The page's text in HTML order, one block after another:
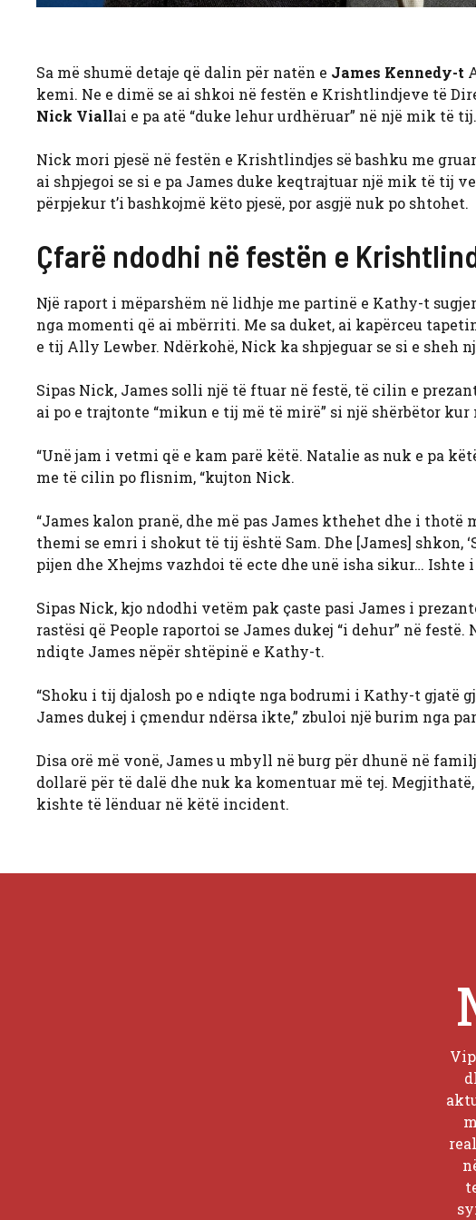
Sa më shumë detaje që dalin për natën e James Kennedy-t
kemi. Ne e dimë se ai shkoi në festën e Krishtlindjeve të
Nick Viallai e pa atë “duke lehur urdhëruar” në një mik të tij.
Nick mori pjesë në festën e Krishtlindjes së bashku me
ai shpjegoi se si e pa James duke keqtrajtuar një mik të tij
përpjekur t’i bashkojmë këto pjesë, por asgjë nuk po shtohet.
Çfarë ndodhi në festën e
Një raport i mëparshëm në lidhje me partinë e Kathy-t
nga momenti që ai mbërriti. Me sa duket, ai kapërceu
e tij Ally Lewber. Ndërkohë, Nick ka shpjeguar se si e sheh
Sipas Nick, James solli një të ftuar në festë, të cilin e
ai po e trajtonte “mikun e tij më të mirë” si një shërbëtor
“Unë jam i vetmi që e kam parë këtë. Natalie as nuk e pa
me të cilin po flisnim, “kujton Nick.
“James kalon pranë, dhe më pas James kthehet dhe i
themi se emri i shokut të tij është Sam. Dhe [James] shkon,
pijen dhe Xhejms vazhdoi të ecte dhe unë isha sikur… Ishte i
Sipas Nick, kjo ndodhi vetëm pak çaste pasi James i
rastësi që People raportoi se James dukej “i dehur” në
ndiqte James nëpër shtëpinë e Kathy-t.
“Shoku i tij djalosh po e ndiqte nga bodrumi i Kathy-t gjatë
James dukej i çmendur ndërsa ikte,” zbuloi një burim nga
Disa orë më vonë, James u mbyll në burg për dhunë në
dollarë për të dalë dhe nuk ka komentuar më tej.
kishte të lënduar në këtë incident.